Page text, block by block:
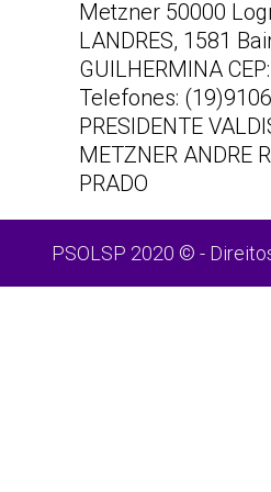
Metzner 50000
LANDRES, 1581
GUILHERMINA
Telefones:
PRESIDENTE
METZNER ANDRE
PRADO
PSOLSP 2020 © -